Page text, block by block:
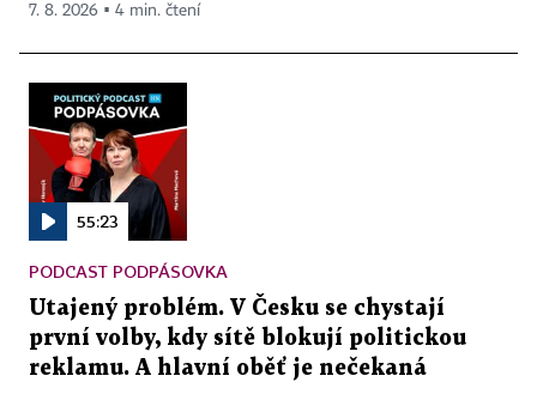
7. 8. 2026 ▪ 4 min. čtení
55:23
PODCAST PODPÁSOVKA
Utajený problém. V Česku se chystají
první volby, kdy sítě blokují politickou
reklamu. A hlavní oběť je nečekaná